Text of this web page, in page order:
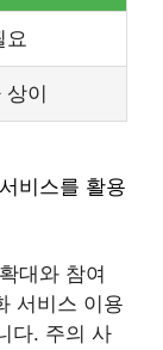
요
상이
비스를 활용
대와 참여
서비스 이용
다. 주의 사